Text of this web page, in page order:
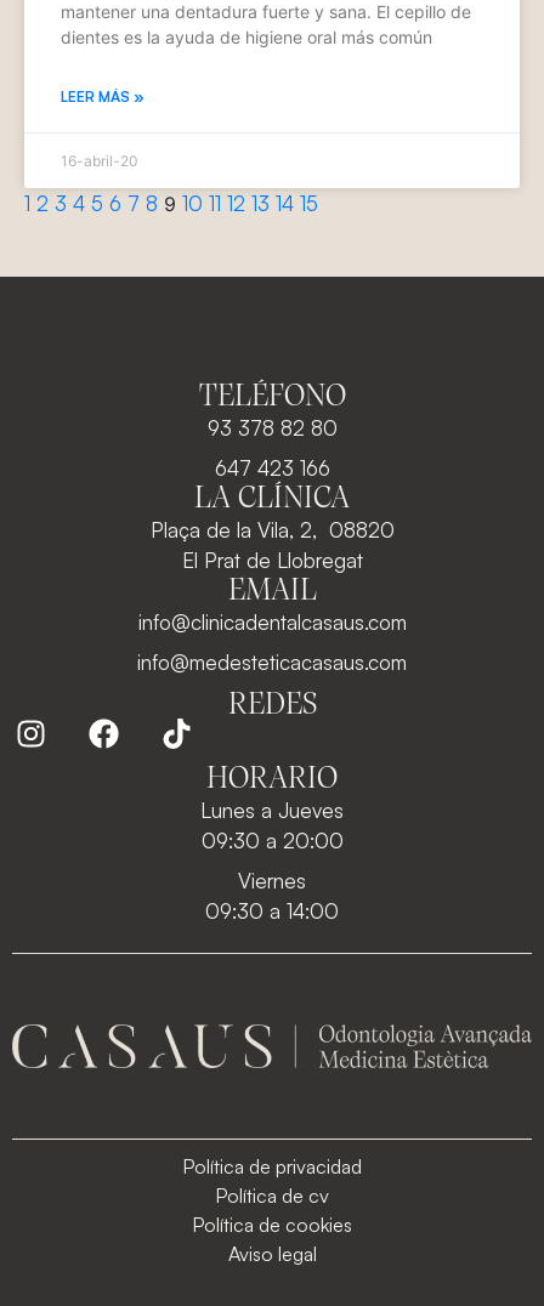
mantener una dentadura fuerte y sana. El cepillo de
dientes es la ayuda de higiene oral más común
LEER MÁS »
16-abril-20
1 2 3 4 5 6 7 8 9 10 11 12 13 14 15
TELÉFONO
93 378 82 80
647 423 166
LA CLÍNICA
Plaça de la Vila, 2, 08820
El Prat de Llobregat
EMAIL
info@clinicadentalcasaus.com
info@medesteticacasaus.com
REDES
HORARIO
Lunes a Jueves
09:30 a 20:00
Viernes
09:30 a 14:00
Política de privacidad
Política de cv
Política de cookies
Aviso legal